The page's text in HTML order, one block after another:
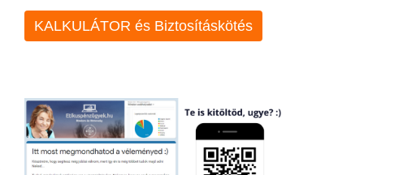
KALKULÁTOR és Biztosításkötés